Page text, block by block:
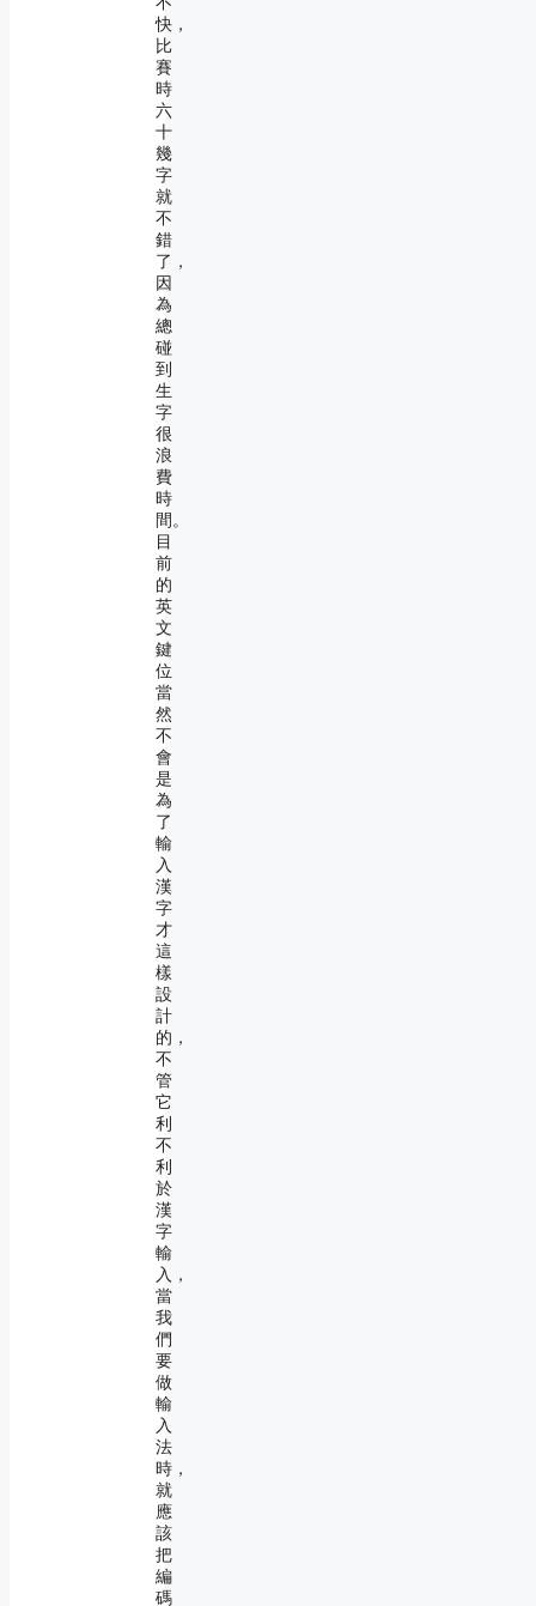
快，
比
賽
時
六
十
幾
字
就
不
錯
了，
因
為
總
碰
到
生
字
很
浪
費
時
間。
目
前
的
英
文
鍵
位
當
然
不
會
是
為
了
輸
入
漢
字
才
這
樣
設
計
的，
不
管
它
利
不
利
於
漢
字
輸
入，
當
我
們
要
做
輸
入
法
時，
就
應
該
把
編
碼